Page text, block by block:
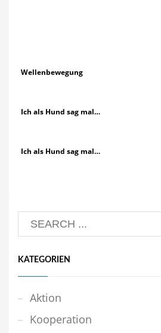
Wellenbewegung
Ich als Hund sag mal…
Ich als Hund sag mal…
KATEGORIEN
Aktion
Kooperation